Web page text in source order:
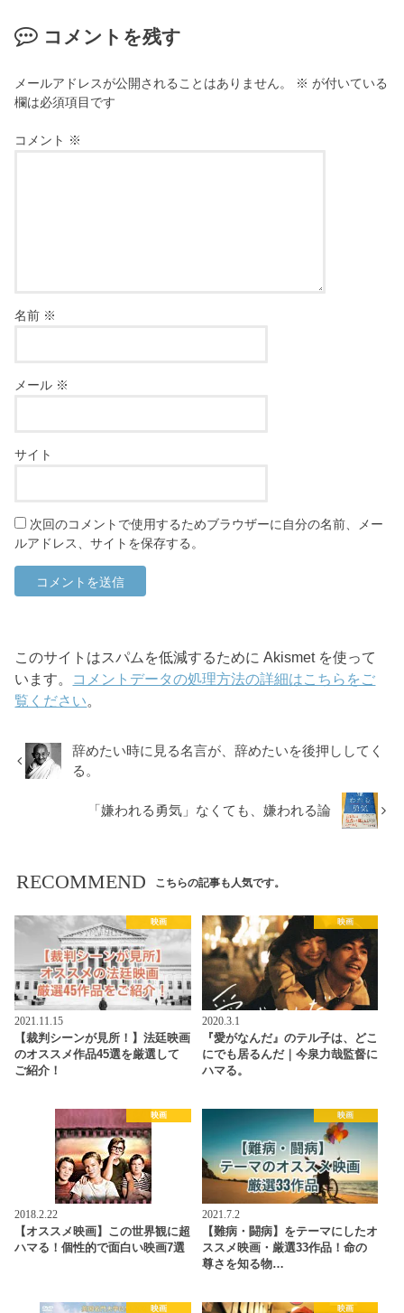
コメントを残す
メールアドレスが公開されることはありません。 ※ が付いている
欄は必須項目です
コメント ※
名前 ※
メール ※
サイト
次回のコメントで使用するためブラウザーに自分の名前、メー
ルアドレス、サイトを保存する。
このサイトはスパムを低減するために Akismet を使って
います。 コメントデータの処理方法の詳細はこちらをご
覧ください。
辞めたい時に見る名言が、辞めたいを後押ししてく
る。
「嫌われる勇気」なくても、嫌われる論
RECOMMEND こちらの記事も人気です。
映画
2021.11.15
【裁判シーンが見所！】法廷映画
のオススメ作品45選を厳選して
ご紹介！
映画
2020.3.1
『愛がなんだ』のテル子は、どこ
にでも居るんだ｜今泉力哉監督に
ハマる。
映画
2018.2.22
【オススメ映画】この世界観に超
ハマる！個性的で面白い映画7選
映画
2021.7.2
【難病・闘病】をテーマにしたオ
ススメ映画・厳選33作品！命の
尊さを知る物…
映画 映画